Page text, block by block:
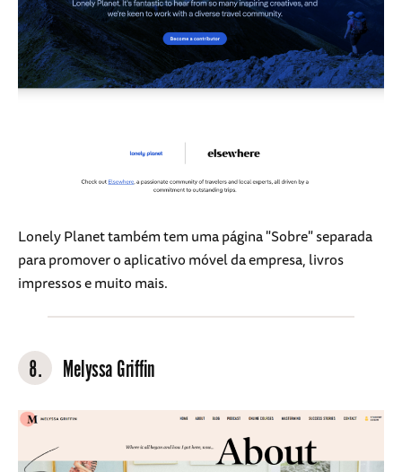
Lonely Planet também tem uma página "Sobre" separada
para promover o aplicativo móvel da empresa, livros
impressos e muito mais.
8. Melyssa Griffin